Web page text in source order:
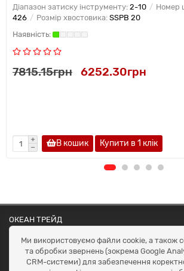
Діапазон затиску інструменту: 2-10
Номер
426
Розмір хвостовика: SSPB 20
7815.15грн 6252.30грн
В кошик Купити в 1 клiк
ОКЕАН ТРЕЙД
Доставка та оплата
Наші контакти
Умови повернення
Ми використовуємо файли cookie, а також
та обробки звернень (зокрема Google
CRM-системи) для забезпечення